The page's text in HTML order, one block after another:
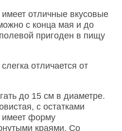
отличные вкусовые
с конца мая и до
пригоден в пищу
отличается от
до 15 см в диаметре.
с остатками
имеет форму
краями. Со